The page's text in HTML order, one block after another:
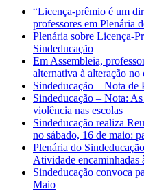
“Licença-prêmio é um
professores em Plenária
Plenária sobre Licença-
Sindeducação
Em Assembleia,
alternativa à alteração
Sindeducação – Nota de
Sindeducação – Nota:
violência nas escolas
Sindeducação realiza
no sábado, 16 de maio:
Plenária do
Atividade encaminhadas
Sindeducação convoca
Maio